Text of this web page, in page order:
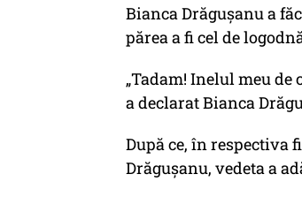
Bianca Drăgușanu a
părea a fi cel de
„Tadam! Inelul meu de
a declarat Bianca
După ce, în respectiva
Drăgușanu, vedeta a